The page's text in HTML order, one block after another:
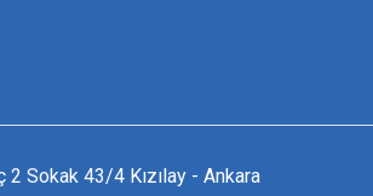
2 Sokak 43/4 Kızılay - Ankara